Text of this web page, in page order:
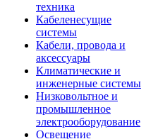
техника
Кабеленесущие
системы
Кабели, провода и
аксессуары
Климатические и
инженерные системы
Низковольтное и
промышленное
электрооборудование
Освещение